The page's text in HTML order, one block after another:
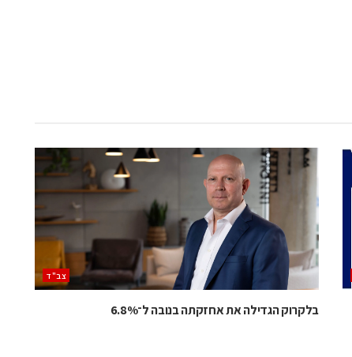
‫צב"ד‬
בלקרוק הגדילה את אחזקתה בנובה ל־6.8%